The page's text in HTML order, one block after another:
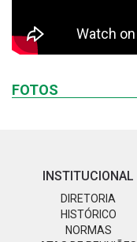
FOTOS
INSTITUCIONAL
DIRETORIA
HISTÓRICO
NORMAS